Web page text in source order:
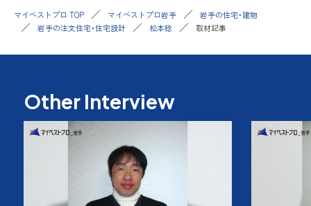
マイベストプロ TOP マイベストプロ岩手
岩手の住宅・建物
岩手の注文住宅・住宅設計
松本稔 取材記事
Other Interview